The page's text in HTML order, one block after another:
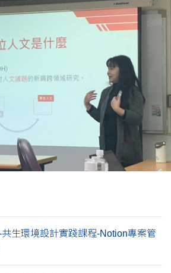
生環境設計實踐課程-Notion專案管